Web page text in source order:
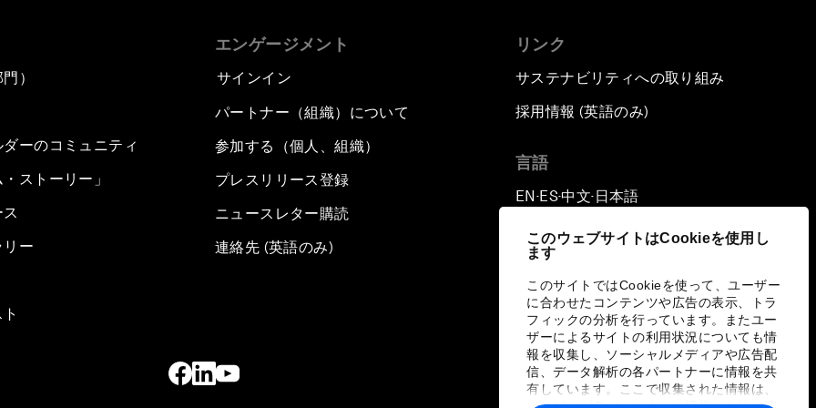
このウェブサイトはCookieを使用し
ます
このサイトではCookieを使って、ユーザー
に合わせたコンテンツや広告の表示、トラ
フィックの分析を行っています。またユー
ザーによるサイトの利用状況についても情
報を収集し、ソーシャルメディアや広告配
信、データ解析の各パートナーに情報を共
有しています。ここで収集された情報は、
）
ーのコミュニティ
ストーリー」
ー
エンゲージメント
サインイン
パートナー（組織）について
参加する（個人、組織）
プレスリリース登録
ニュースレター購読
連絡先 (英語のみ)
リンク
サステナビリティへの取り組み
採用情報 (英語のみ)
言語
EN ▪ES▪中文▪ 日本語